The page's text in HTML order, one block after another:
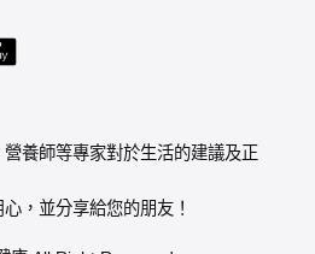
養師等專家對於生活的建議及正
，並分享給您的朋友！